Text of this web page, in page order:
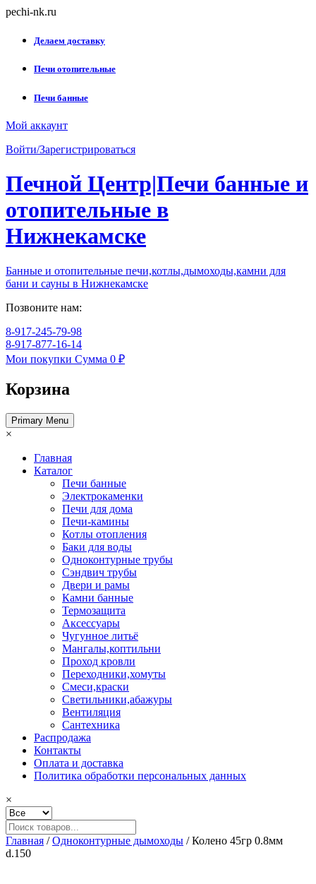
Skip
content
pechi-nk.ru
Делаем доставку
Печи отопительные
Печи банные
Мой аккаунт
Войти/Зарегистрироваться
Печной Центр|Печи банные и
отопительные в
Нижнекамске
Банные и отопительные печи,котлы,дымоходы,камни для
бани и сауны в Нижнекамске
Позвоните нам:
8-917-245-79-98
8-917-877-16-14
Мои покупки Сумма 0 ₽
Корзина
Primary Menu
×
Главная
Каталог
Печи банные
Электрокаменки
Печи для дома
Печи-камины
Котлы отопления
Баки для воды
Одноконтурные трубы
Сэндвич трубы
Двери и рамы
Камни банные
Термозащита
Аксессуары
Чугунное литьё
Мангалы,коптильни
Проход кровли
Переходники,хомуты
Смеси,краски
Светильники,абажуры
Вентиляция
Сантехника
Распродажа
Контакты
Оплата и доставка
Политика обработки персональных данных
×
Главная /Одноконтурные дымоходы / Колено 45гр 0.8мм
d.150